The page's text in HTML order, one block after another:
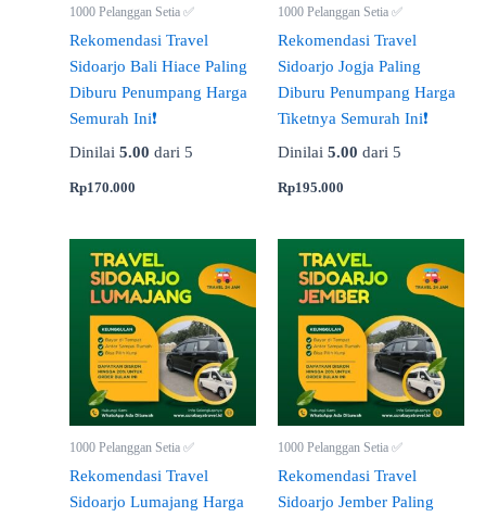
1000 Pelanggan Setia ✅
Rekomendasi Travel
Sidoarjo Bali Hiace Paling
Diburu Penumpang Harga
Semurah Ini❗
Dinilai 5.00 dari 5
Rp170.000
1000 Pelanggan Setia ✅
Rekomendasi Travel
Sidoarjo Jogja Paling
Diburu Penumpang Harga
Tiketnya Semurah Ini❗
Dinilai 5.00 dari 5
Rp195.000
1000 Pelanggan Setia ✅
Rekomendasi Travel
Sidoarjo Lumajang Harga
1000 Pelanggan Setia ✅
Rekomendasi Travel
Sidoarjo Jember Paling